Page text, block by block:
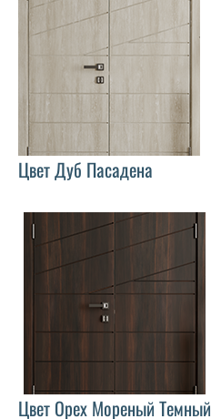
Цвет Дуб Пасадена
Цвет Орех Мореный Темный